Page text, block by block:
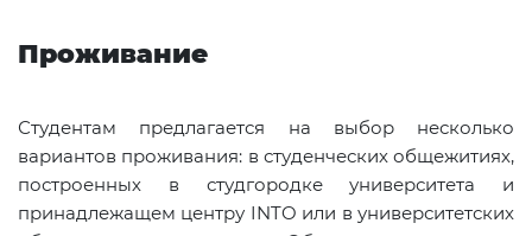
Проживание
Студентам предлагается на выбор несколько
вариантов проживания: в студенческих общежитиях,
построенных в студгородке университета и
принадлежащем центру INTO или в университетских